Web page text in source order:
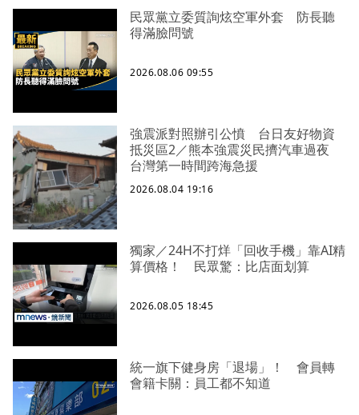
民眾黨立委質詢炫空軍外套 防長聽
得滿臉問號
2026.08.06 09:55
強震派對照辦引公憤 台日友好物資
抵災區2／熊本強震災民擠汽車過夜
台灣第一時間跨海急援
2026.08.04 19:16
獨家／24H不打烊「回收手機」靠AI精
算價格！ 民眾驚：比店面划算
2026.08.05 18:45
統一旗下健身房「退場」！ 會員轉
會籍卡關：員工都不知道